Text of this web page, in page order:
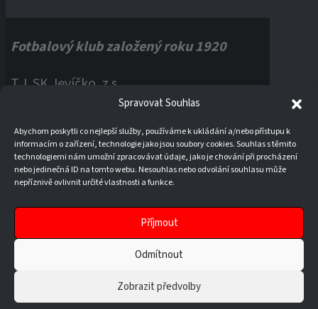
Spravovat Souhlas
Abychom poskytli co nejlepší služby, používáme k ukládání a/nebo přístupu k
informacím o zařízení, technologie jako jsou soubory cookies. Souhlas s těmito
technologiemi nám umožní zpracovávat údaje, jako je chování při procházení
nebo jedinečná ID na tomto webu. Nesouhlas nebo odvolání souhlasu může
nepříznivě ovlivnit určité vlastnosti a funkce.
Příjmout
Odmítnout
Zobrazit předvolby
Fotbalový klub založený roku 1920
T.J. SK Jevíčko, z.s.
IČO:60121670